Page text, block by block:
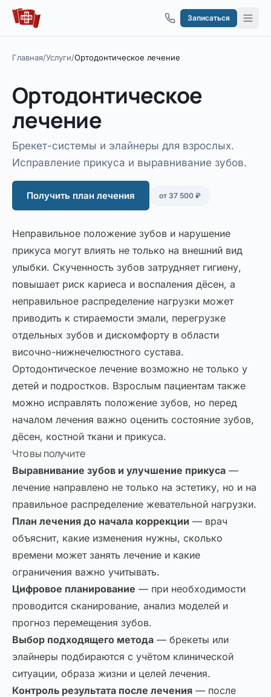
Перейти к содержимому
Записаться
Главная/Услуги/Ортодонтическое лечение
Ортодонтическое
лечение
Брекет-системы и элайнеры для взрослых.
Исправление прикуса и выравнивание зубов.
Получить план лечения от 37 500 ₽
Неправильное положение зубов и нарушение
прикуса могут влиять не только на внешний вид
улыбки. Скученность зубов затрудняет гигиену,
повышает риск кариеса и воспаления дёсен, а
неправильное распределение нагрузки может
приводить к стираемости эмали, перегрузке
отдельных зубов и дискомфорту в области
височно-нижнечелюстного сустава.
Ортодонтическое лечение возможно не только у
детей и подростков. Взрослым пациентам также
можно исправлять положение зубов, но перед
началом лечения важно оценить состояние зубов,
дёсен, костной ткани и прикуса.
Что вы получите
Выравнивание зубов и улучшение прикуса —
лечение направлено не только на эстетику, но и на
правильное распределение жевательной нагрузки.
План лечения до начала коррекции — врач
объяснит, какие изменения нужны, сколько
времени может занять лечение и какие
ограничения важно учитывать.
Цифровое планирование — при необходимости
проводится сканирование, анализ моделей и
прогноз перемещения зубов.
Выбор подходящего метода — брекеты или
элайнеры подбираются с учётом клинической
ситуации, образа жизни и целей лечения.
Контроль результата после лечения — после